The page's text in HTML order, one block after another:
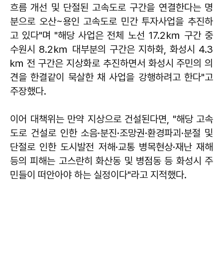
흐름 개선 및 단절된 고속도로 구간을 연결한다는 명
분으로 오산~용인 고속도로 민간 투자사업을 추진하
고 있다"며 "해당 사업은 전체 노선 17.2㎞ 구간 중
수원시 8.2㎞ 대부분의 구간은 지하화, 화성시 4.3
㎞ 전 구간은 지상화로 추진하면서 화성시 주민의 의
견을 한결같이 묵살한 채 사업을 강행하려고 한다"고
주장했다.
이어 대책위는 만약 지상으로 건설된다면, "해당 고속
도로 건설로 인한 소음·분진·조망권·환경파괴·분절 및
단절로 인한 도시발전 저해·교통 병목현상·재난 재해
등의 피해는 고스란히 화산동 및 병점동 등 화성시 주
민들이 떠안아야 하는 실정이다"라고 지적했다.